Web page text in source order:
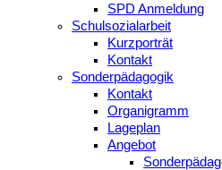
SPD Anmeldung
Schulsozialarbeit
Kurzporträt
Kontakt
Sonderpädagogik
Kontakt
Organigramm
Lageplan
Angebot